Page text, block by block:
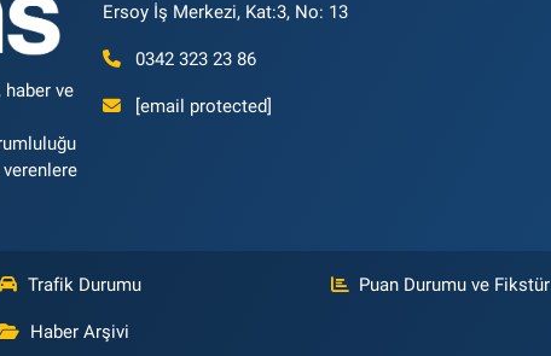
haber ve
Ersoy İş Merkezi, Kat:3, No: 13
0342 323 23 86
[email protected]
Trafik Durumu Puan Durumu ve Fikstür
Haber Arşivi